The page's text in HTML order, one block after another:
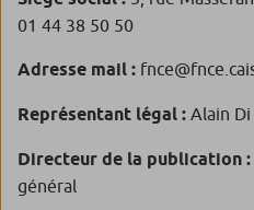
01 44 38 50 50
Adresse mail :
Représentant légal : Alain
Directeur de la publication :
général